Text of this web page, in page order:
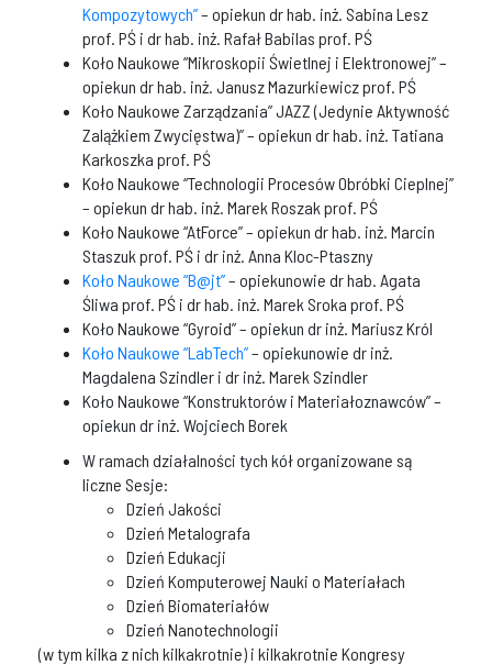
Kompozytowych”– opiekun dr hab. inż. Sabina Lesz
prof. PŚ i dr hab. inż. Rafał Babilas prof. PŚ
Koło Naukowe “Mikroskopii Świetlnej i Elektronowej” –
opiekun dr hab. inż. Janusz Mazurkiewicz prof. PŚ
Koło Naukowe Zarządzania” JAZZ (Jedynie Aktywność
Zalążkiem Zwycięstwa)” – opiekun dr hab. inż. Tatiana
Karkoszka prof. PŚ
Koło Naukowe “Technologii Procesów Obróbki Cieplnej”
– opiekun dr hab. inż. Marek Roszak prof. PŚ
Koło Naukowe “AtForce” – opiekun dr hab. inż. Marcin
Staszuk prof. PŚ i dr inż. Anna Kloc-Ptaszny
Koło Naukowe “B@jt”– opiekunowie dr hab. Agata
Śliwa prof. PŚ i dr hab. inż. Marek Sroka prof. PŚ
Koło Naukowe “Gyroid” – opiekun dr inż. Mariusz Król
Koło Naukowe “LabTech”– opiekunowie dr inż.
Magdalena Szindler i dr inż. Marek Szindler
Koło Naukowe “Konstruktorów i Materiałoznawców” –
opiekun dr inż. Wojciech Borek
W ramach działalności tych kół organizowane są
liczne Sesje:
Dzień Jakości
Dzień Metalografa
Dzień Edukacji
Dzień Komputerowej Nauki o Materiałach
Dzień Biomateriałów
Dzień Nanotechnologii
(w tym kilka z nich kilkakrotnie) i kilkakrotnie Kongresy